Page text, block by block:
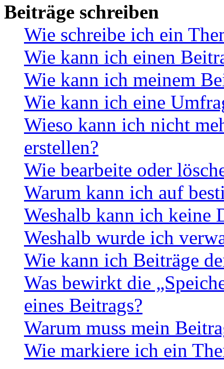
Beiträge schreiben
Wie schreibe ich ein
Wie kann ich einen
Wie kann ich meinem
Wie kann ich eine
Wieso kann ich nicht
erstellen?
Wie bearbeite oder
Warum kann ich auf
Weshalb kann ich keine
Weshalb wurde ich
Wie kann ich Beiträge
Was bewirkt die
eines Beitrags?
Warum muss mein
Wie markiere ich ein